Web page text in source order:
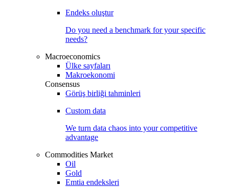
Endeks oluştur
Do you need a benchmark for your specific
needs?
Macroeconomics
Ülke sayfaları
Makroekonomi
Consensus
Görüş birliği tahminleri
Custom data
We turn data chaos into your competitive
advantage
Commodities Market
Oil
Gold
Emtia endeksleri